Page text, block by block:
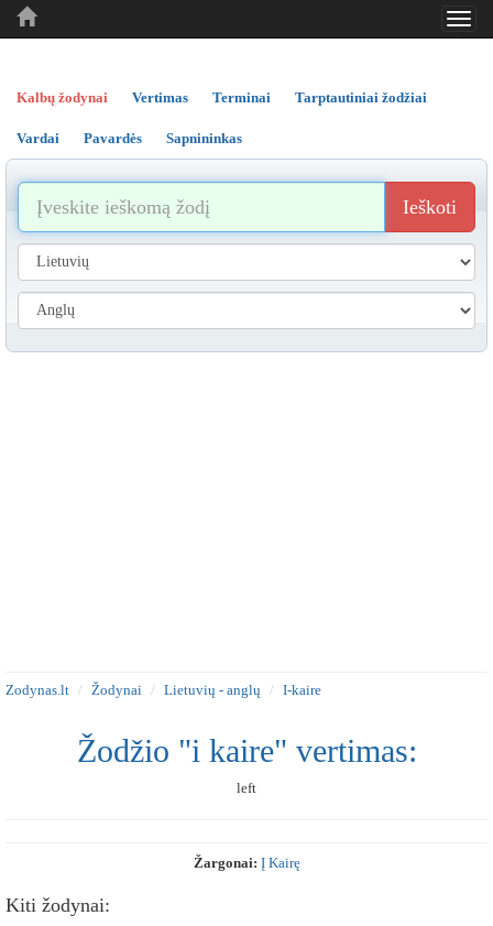
..
..
Kalbų žodynai Vertimas Terminai Tarptautiniai žodžiai
Vardai Pavardės Sapnininkas
Ieškoti
Zodynas.lt Žodynai Lietuvių - anglų I-kaire
Žodžio "i kaire" vertimas:
left
Žargonai: Į Kairę
Kiti žodynai: